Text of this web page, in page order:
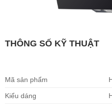
THÔNG SỐ KỸ THUẬT
Mã sản phẩm
Kiểu dáng